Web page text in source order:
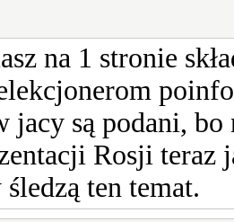
na 1 stronie
jacy są podani,
Rosji teraz
ten temat.